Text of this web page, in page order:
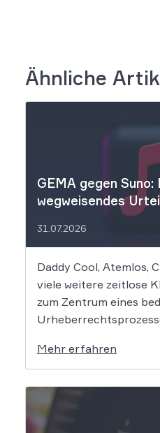
Ähnliche
GEMA gegen
wegweisendes
31.07.2026
Daddy Cool, Atemlos,
viele weitere zeitlose
zum Zentrum eines
will die Rechte ihrer
Dem Unternehmen
Musik-App werden
Mehr erfahren